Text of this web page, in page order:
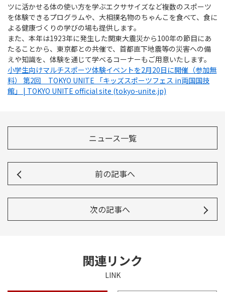
ツに活かせる体の使い方を学ぶエクササイズなど複数のスポーツ
を体験できるプログラムや、大相撲名物のちゃんこを食べて、食に
よる健康づくりの学びの場も提供します。
また、本年は1923年に発生した関東大震災から100年の節目にあ
たることから、東京都との共催で、首都直下地震等の災害への備
えや知識を、体験を通じて学べるコーナーもご用意いたします。
小学生向けマルチスポーツ体験イベントを2月20日に開催（参加無
料） 第2回 TOKYO UNITE 「キッズスポーツフェス in両国国技
館」 | TOKYO UNITE official site (tokyo-unite.jp)
ニュース一覧
前の記事へ
次の記事へ
関連リンク
LINK